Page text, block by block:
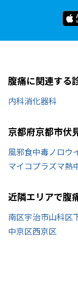
腹痛に関連する
内科消化器科
京都府京都市伏
風邪食中毒ノロウ
マイコプラズマ熱
近隣エリアで腹
南区宇治市山科区
中京区西京区